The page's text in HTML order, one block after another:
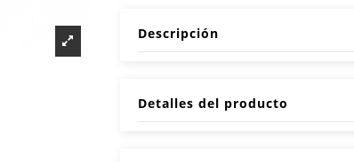
Descripción
Detalles del producto